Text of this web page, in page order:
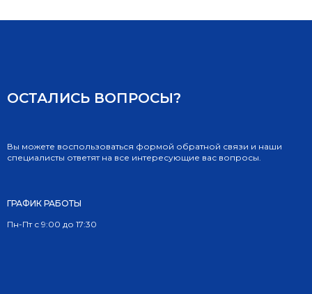
ОСТАЛИСЬ ВОПРОСЫ?
Вы можете воспользоваться формой обратной связи и наши
специалисты ответят на все интересующие вас вопросы.
ГРАФИК РАБОТЫ
Пн-Пт с 9:00 до 17:30